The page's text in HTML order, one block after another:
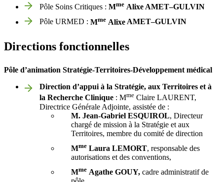
Pôle Soins Critiques : Mme Alixe AMET–GULVIN
Pôle URMED : Mme AlixeAMET–GULVIN
Directions fonctionnelles
Pôle d’animation Stratégie-Territoires-Développement médical
Direction d’appui à la Stratégie, aux Territoires et à
la Recherche Clinique : Mme Claire LAURENT,
Directrice Générale Adjointe, assistée de :
M. Jean-Gabriel ESQUIROL, Directeur
chargé de mission à la Stratégie et aux
Territoires, membre du comité de direction
Mme Laura LEMORT, responsable des
autorisations et des conventions,
Mme Agathe GOUY, cadre administratif de